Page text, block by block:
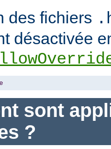
des fichiers
désactivée
sont
?